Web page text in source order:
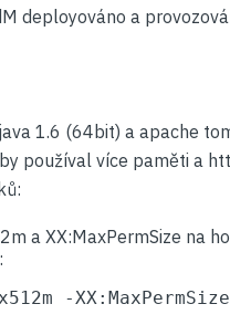
deployováno a
1.6 (64bit) a apache
používal více paměti a
a XX:MaxPermSize na
-